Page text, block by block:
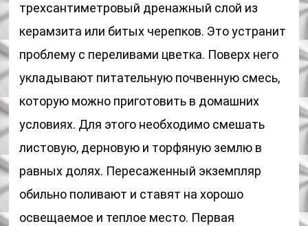
трехсантиметровый дренажный слой из
керамзита или битых черепков. Это устранит
проблему с переливами цветка. Поверх него
укладывают питательную почвенную смесь,
которую можно приготовить в домашних
условиях. Для этого необходимо смешать
листовую, дерновую и торфяную землю в
равных долях. Пересаженный экземпляр
обильно поливают и ставят на хорошо
освещаемое и теплое место. Первая